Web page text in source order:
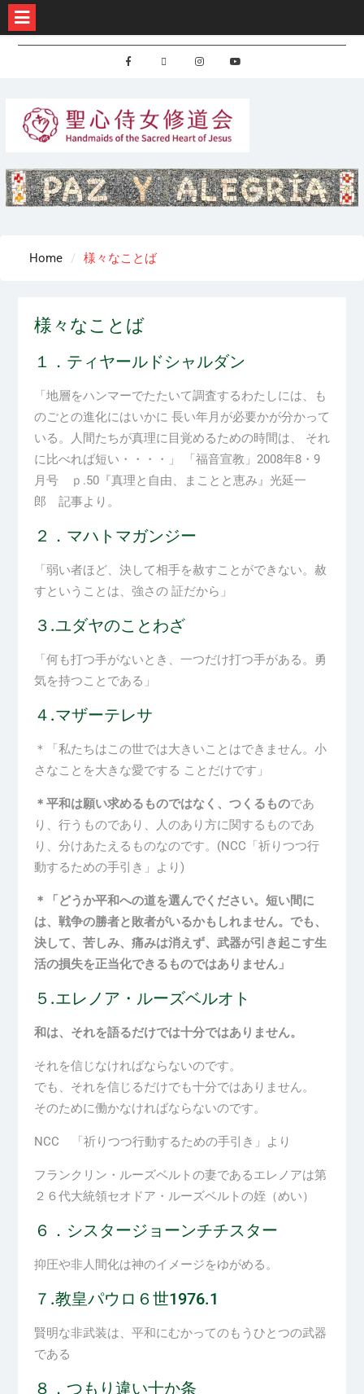
Skip
Home 様々なことば
様々なことば
１．ティヤールドシャルダン
「地層をハンマーでたたいて調査するわたしには、も
のごとの進化にはいかに 長い年月が必要かが分かって
いる。人間たちが真理に目覚めるための時間は、 それ
に比べれば短い・・・・」
「福音宣教」 2008年8・ 9
月号 ｐ .50『真理と自由、まことと恵み』光延一
郎 記事より。
２．マハトマガンジー
「弱い者ほど、決して相手を赦すことができない。赦
すということは、強さの 証だから」
３ .ユダヤのことわざ
「何も打つ手がないとき、一つだけ打つ手がある。勇
気を持つことである」
４.マザーテレサ
＊「私たちはこの世では大きいことはできません。小
さなことを大きな愛でする ことだけです」
＊平和は願い求めるものではなく、つくるものであ
り、行うものであり、人のあり方に関するものであ
り、分けあたえるものなのです。 (NCC 「祈りつつ行
動するための手引き」より )
＊「どうか平和への道を選んでください。短い間に
は、戦争の勝者と敗者がいるかもしれません。でも、
決して、苦しみ、痛みは消えず、武器が引き起こす生
活の損失を正当化できるものではありません」
５ .エレノア・ルーズベルオト
和は、それを語るだけでは十分ではありません。
それを信じなければならないのです。
でも、それを信じるだけでも十分ではありません。
そのために働かなければならないのです。
NCC 「祈りつつ行動するための手引き」より
フランクリン・ルーズベルトの妻であるエレノアは第
２６代大統領セオドア・ルーズベルトの姪（めい）
６．シスタージョーンチチスター
抑圧や非人間化は神のイメージをゆがめる。
７ .教皇パウロ６世1976.1
賢明な非武装は、平和にむかってのもうひとつの武器
である
８．つもり違い十か条